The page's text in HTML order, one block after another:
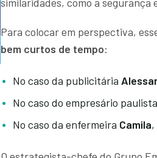
similaridades, como a segurança
Para colocar em perspectiva,
bem curtos de tempo:
No caso da publicitária
No caso do empresário paulista
No caso da enfermeira Camila